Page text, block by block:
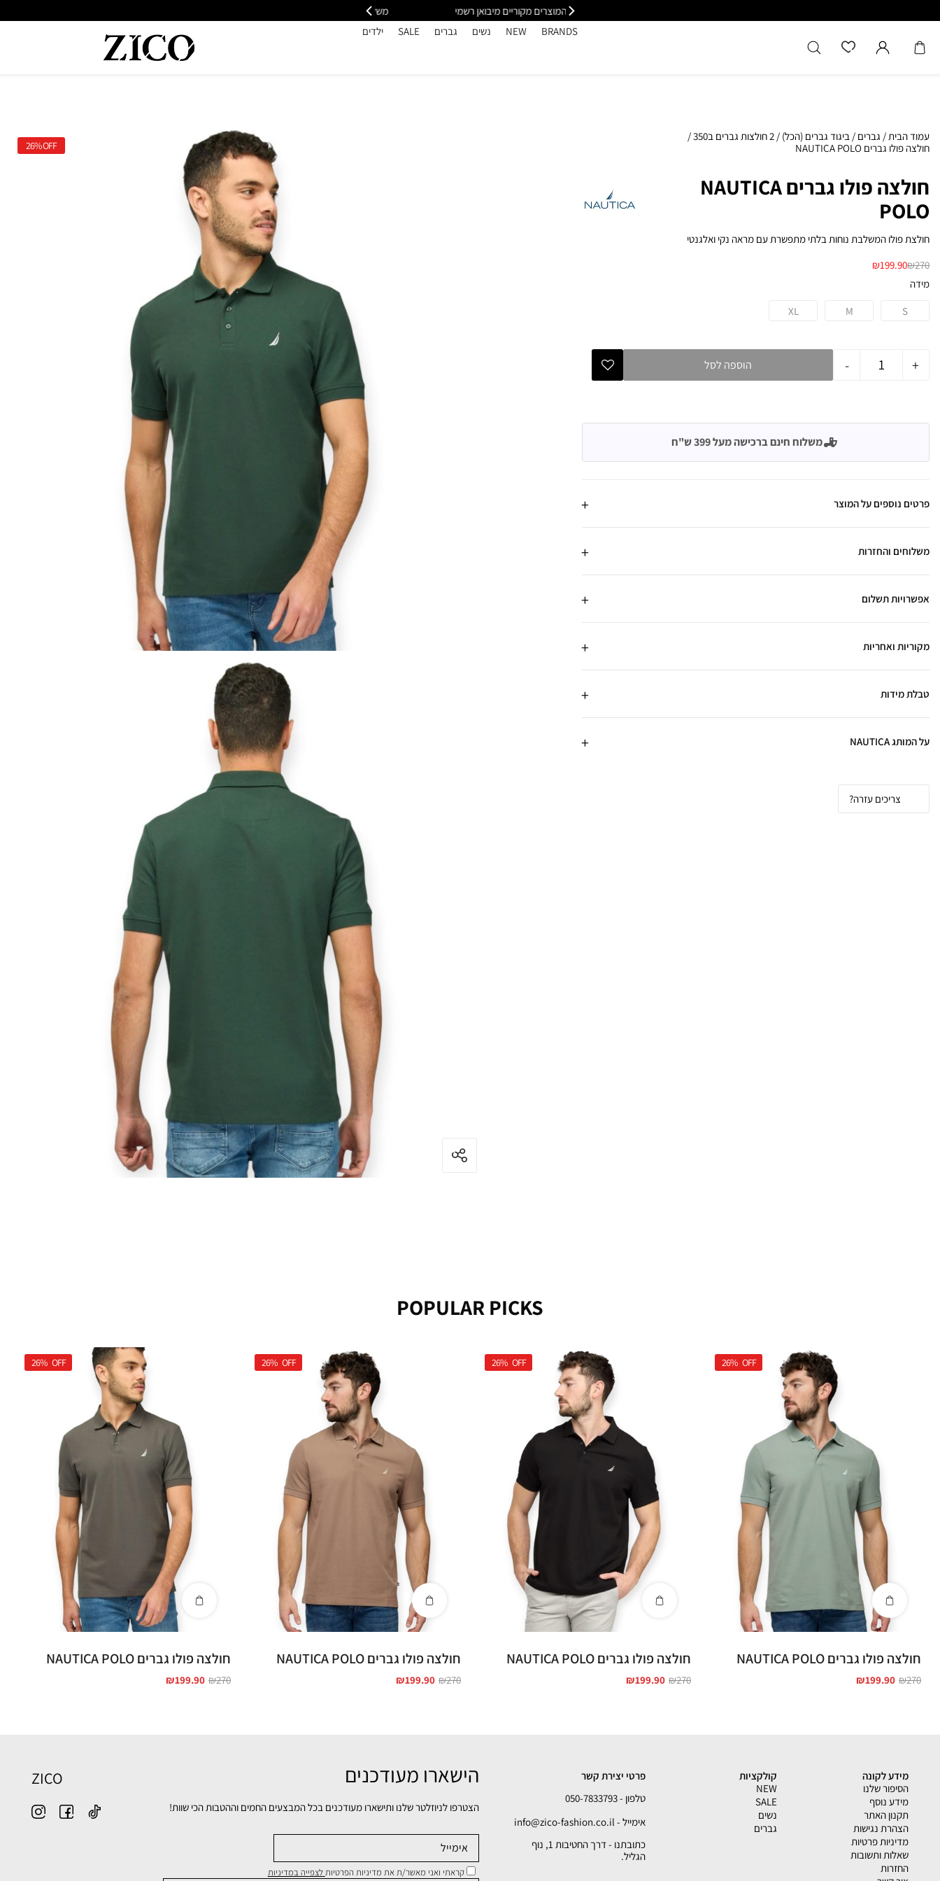
משלוח מהיר עד הבית חינם בקנייה מעל 399
BRANDS
NEW נשים גברים SALE ילדים
26%OFF
עמוד הבית/ גברים / ביגוד גברים (הכל) / 2 חולצות גברים ב350
/
חולצה פולו גברים NAUTICA POLO
חולצה פולו גברים NAUTICA
POLO
חולצת פולו המשלבת נוחות בלתי מתפשרת עם מראה נקי ואלגנטי
₪270
₪199.90
מידה
S
M
XL
- + הוספה לסל
משלוח חינם ברכישה מעל 399 ש"ח
פרטים נוספים על המוצר
משלוחים והחזרות
אפשרויות תשלום
מקוריות ואחריות
טבלת מידות
על המותג NAUTICA
צריכים עזרה?
POPULAR PICKS
26% OFF
חולצה פולו גברים NAUTICA POLO
₪270
₪199.90
26% OFF
חולצה פולו גברים NAUTICA POLO
₪270
₪199.90
26% OFF
חולצה פולו גברים NAUTICA POLO
₪270
₪199.90
26% OFF
חולצה פולו גברים NAUTICA POLO
₪270
₪199.90
מידע לקונה
הסיפור שלנו
מידע נוסף
תקנון האתר
הצהרת נגישות
מדיניות פרטיות
שאלות ותשובות
החזרות
קולקציות
NEW
SALE
נשים
גברים
פרטי יצירת קשר
טלפון - 050-7833793
אימייל - info@zico-fashion.co.il
כתובתנו - דרך החטיבות 1, נוף
הגליל.
הישארו מעודכנים
הצטרפו לניוזלטר שלנו ותישארו מעודכנים בכל המבצעים החמים וההטבות הכי שוות!
קראתי ואני מאשר/ת את מדיניות הפרטיותלצפייה במדיניות
ZICO